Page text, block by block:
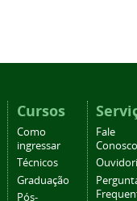
Cursos
Como
ingressar
Técnicos
Graduação
Pós-
Fale
Conosco